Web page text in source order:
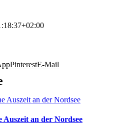
PinterestE-Mail
Auszeit an der Nordsee